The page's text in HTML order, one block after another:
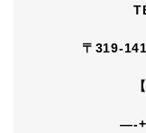
〒319-
—-